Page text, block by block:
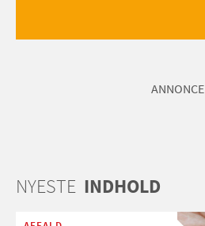
ANNONCE
NYESTE INDHOLD